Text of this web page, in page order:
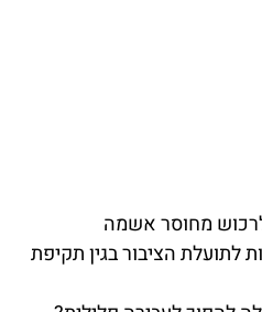
מחוסר אשמה
הציבור בגין תקיפת